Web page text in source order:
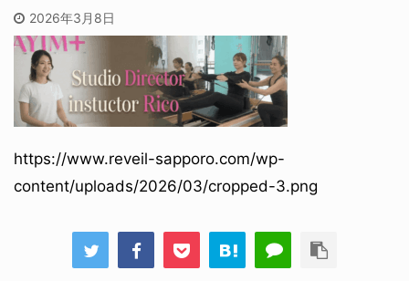
2026年3月8日
https://www.reveil-sapporo.com/wp-
content/uploads/2026/03/cropped-3.png